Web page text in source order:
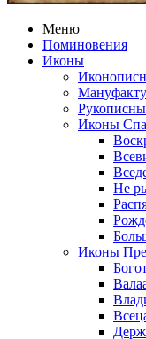
Меню
Поминовения
Иконы
Иконы
Не
Иконы